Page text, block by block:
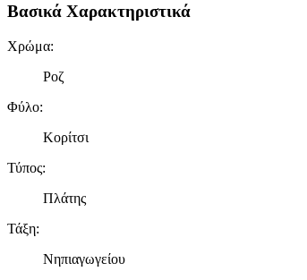
Βασικά Χαρακτηριστικά
Χρώμα:
Ροζ
Φύλο:
Κορίτσι
Τύπος:
Πλάτης
Τάξη:
Νηπιαγωγείου